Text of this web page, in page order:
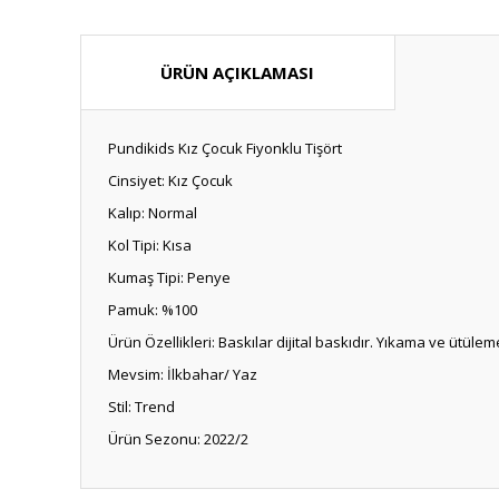
ÜRÜN AÇIKLAMASI
Pundikids Kız Çocuk Fiyonklu Tişört
Cinsiyet: Kız Çocuk
Kalıp: Normal
Kol Tipi: Kısa
Kumaş Tipi: Penye
Pamuk: %100
Ürün Özellikleri: Baskılar dijital baskıdır. Yıkama ve
Mevsim: İlkbahar/ Yaz
Stil: Trend
Ürün Sezonu: 2022/2